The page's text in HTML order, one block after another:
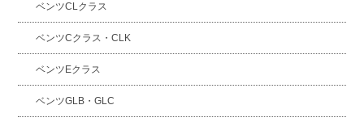
ベンツCLクラス
ベンツCクラス・CLK
ベンツEクラス
ベンツGLB・GLC